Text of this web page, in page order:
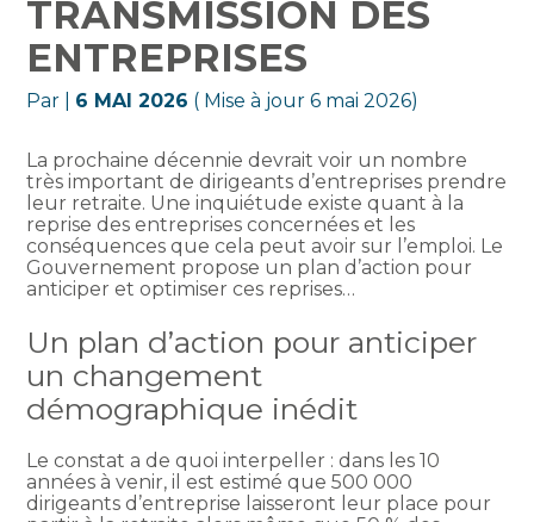
TRANSMISSION DES
ENTREPRISES
Par 6 MAI 2026 ( Mise à jour 6 mai 2026)
La prochaine décennie devrait voir un nombre
très important de dirigeants d’entreprises prendre
leur retraite. Une inquiétude existe quant à la
reprise des entreprises concernées et les
conséquences que cela peut avoir sur l’emploi. Le
Gouvernement propose un plan d’action pour
anticiper et optimiser ces reprises…
Un plan d’action pour anticiper
un changement
démographique inédit
Le constat a de quoi interpeller : dans les 10
années à venir, il est estimé que 500 000
dirigeants d’entreprise laisseront leur place pour